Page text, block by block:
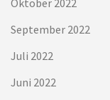
September 2022
Juli 2022
Juni 2022